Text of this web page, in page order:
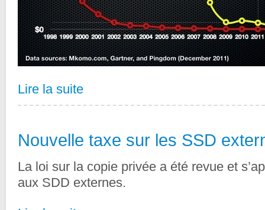
Lire la suite
Nouvelle taxe sur les SSD
La loi sur la copie privée a été revue et
aux SDD externes.